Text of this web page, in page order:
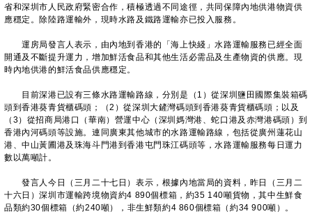
省和深圳市人民政府緊密合作，積極透過不同途徑，共同保障內地供港物資供
應穩定。除陸路運輸外，現時水路及鐵路運輸亦已投入服務。
運房局發言人表示，由內地到香港的「海上快綫」水路運輸服務已經全面
開通及不斷提升運力，增加鮮活食品和其他生活必需品及生產物資的供應。現
時內地供港的鮮活食品供應穩定。
目前深港已設有三條水路運輸路線，分別是（1）從深圳鹽田國際集裝箱碼
頭到香港葵青貨櫃碼頭；（2）從深圳大鏟灣碼頭到香港葵青貨櫃碼頭；以及
（3）從招商局港口（華南）營運中心（深圳媽灣港、蛇口港及赤灣港碼頭）到
香港內河碼頭等設施。連同廣東其他城市的水路運輸路線，包括從廣州蓮花山
港、中山黃圃港及珠海斗門港到香港屯門珠江碼頭等，水路運輸服務每日運力
數以萬噸計。
發言人今日（三月二十七日）表示，根據內地當局的資料，昨日（三月二
十六日）深圳市運輸跨境物資約4 890個標箱，約35 140噸貨物，其中生鮮食
品類約30個標箱（約240噸），非生鮮類約4 860個標箱（約34 900噸）。